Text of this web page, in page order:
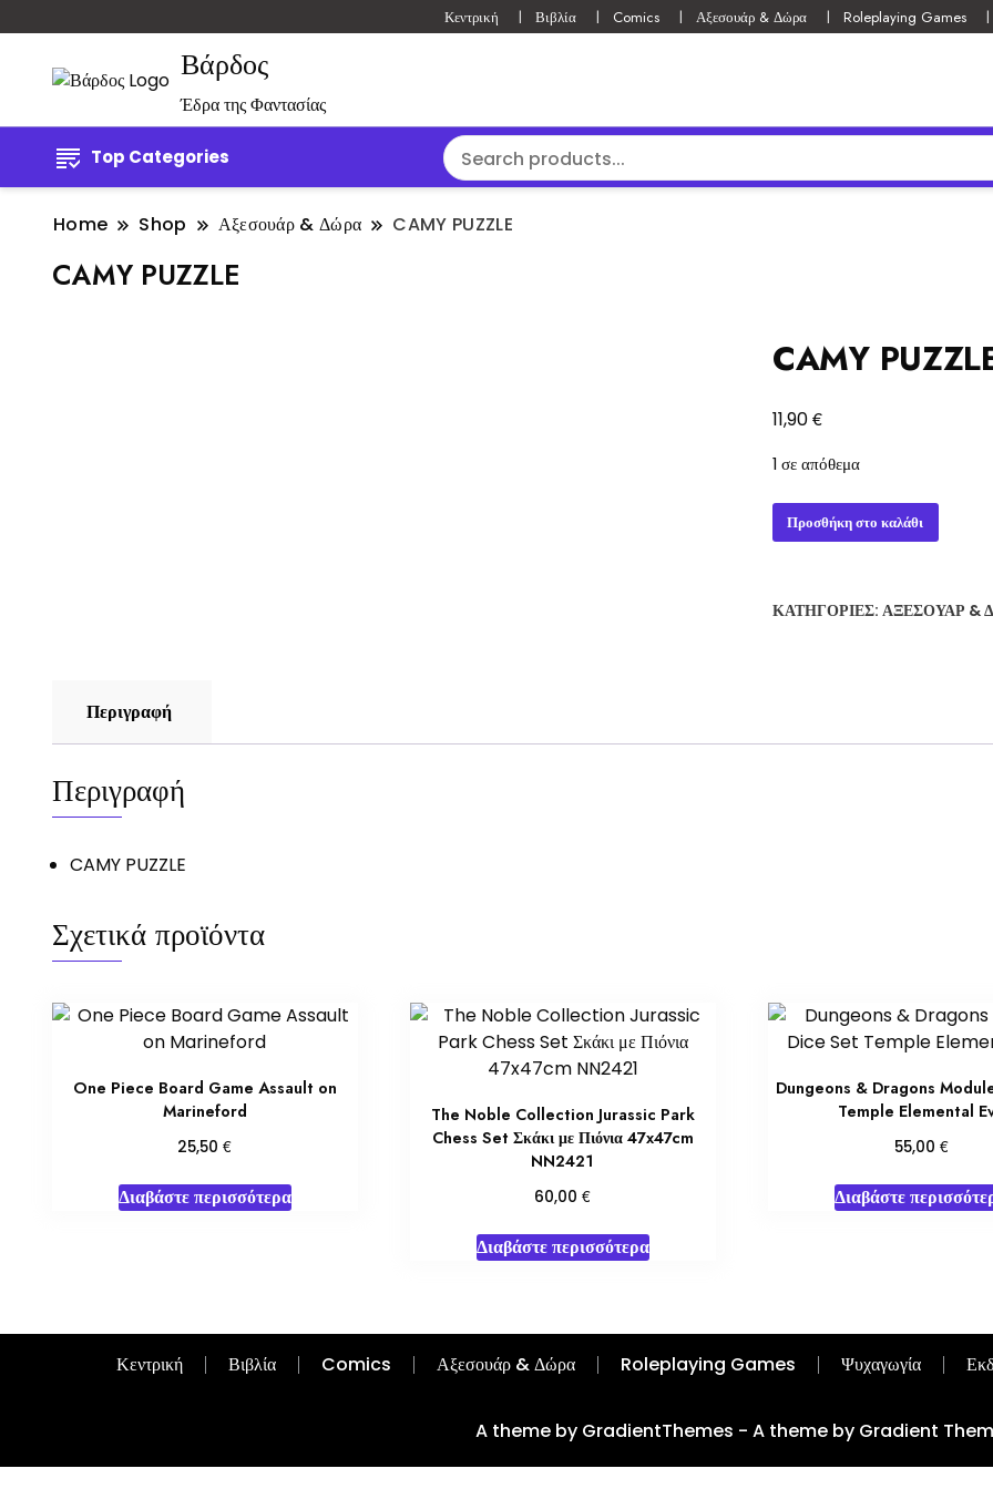
Κεντρική Βιβλία Comics Αξεσουάρ & Δώρα Roleplaying Games
Βάρδος
Έδρα της Φαντασίας
Top Categories
Home Shop Αξεσουάρ & Δώρα CAMY PUZZLE
CAMY PUZZLE
CAMY
11,90€
1 σε απόθεμα
CAMY
PUZZLE
Προσθήκη στο καλάθι
ΚΑΤΗΓΟΡΊΕΣ: ΑΞΕΣΟΥΆΡ &
Περιγραφή
Περιγραφή
CAMY PUZZLE
Σχετικά προϊόντα
One Piece Board Game Assault on
Marineford
25,50€
Διαβάστε περισσότερα
The Noble Collection Jurassic Park
Chess Set Σκάκι με Πιόνια 47x47cm
NN2421
60,00€
Διαβάστε περισσότερα
Dungeons & Dragons
Temple Elemental
55,00 €
Διαβάστε
Κεντρική Βιβλία Comics Αξεσουάρ & Δώρα Roleplaying Games Ψυχαγωγία
A theme by GradientThemes - A theme by Gradient